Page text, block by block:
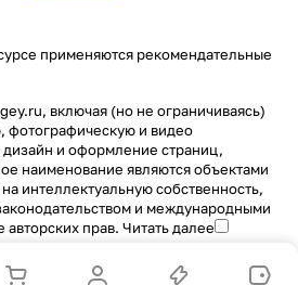
применяются рекомендательные
включая (но не ограничиваясь)
фотографическую и видео
и оформление страниц,
наименование являются объектами
интеллектуальную собственность,
и международными
прав. Читать далее